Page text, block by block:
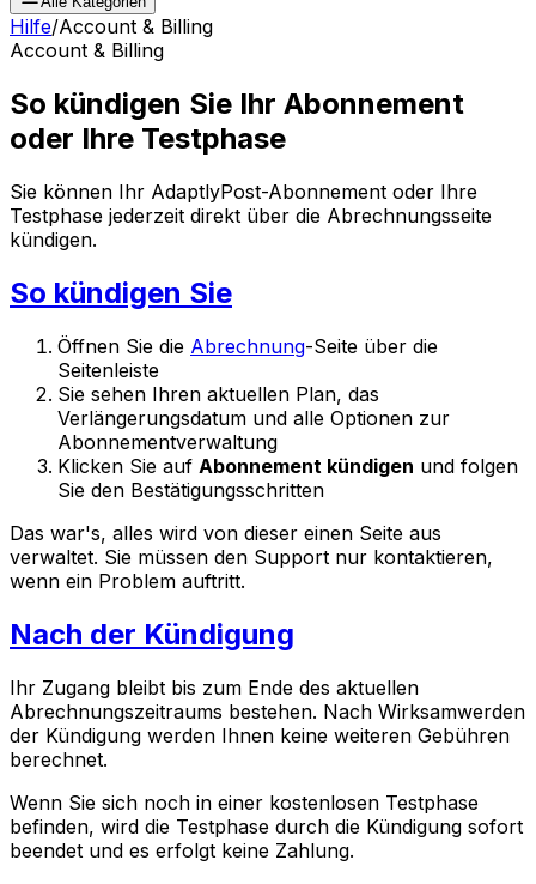
Hilfe/Account & Billing
Account & Billing
So kündigen Sie Ihr Abonnement
oder Ihre Testphase
Sie können Ihr AdaptlyPost-Abonnement oder Ihre
Testphase jederzeit direkt über die Abrechnungsseite
kündigen.
So kündigen Sie
Öffnen Sie die Abrechnung-Seite über die
Seitenleiste
Sie sehen Ihren aktuellen Plan, das
Verlängerungsdatum und alle Optionen zur
Abonnementverwaltung
Klicken Sie auf Abonnement kündigen und folgen
Sie den Bestätigungsschritten
Das war's, alles wird von dieser einen Seite aus
verwaltet. Sie müssen den Support nur kontaktieren,
wenn ein Problem auftritt.
Nach der Kündigung
Ihr Zugang bleibt bis zum Ende des aktuellen
Abrechnungszeitraums bestehen. Nach Wirksamwerden
der Kündigung werden Ihnen keine weiteren Gebühren
berechnet.
Wenn Sie sich noch in einer kostenlosen Testphase
befinden, wird die Testphase durch die Kündigung sofort
beendet und es erfolgt keine Zahlung.